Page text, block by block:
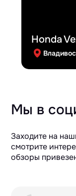
Honda
Мы в
Заходите на
смотрите
обзоры